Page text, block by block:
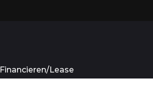
Financieren/Lease